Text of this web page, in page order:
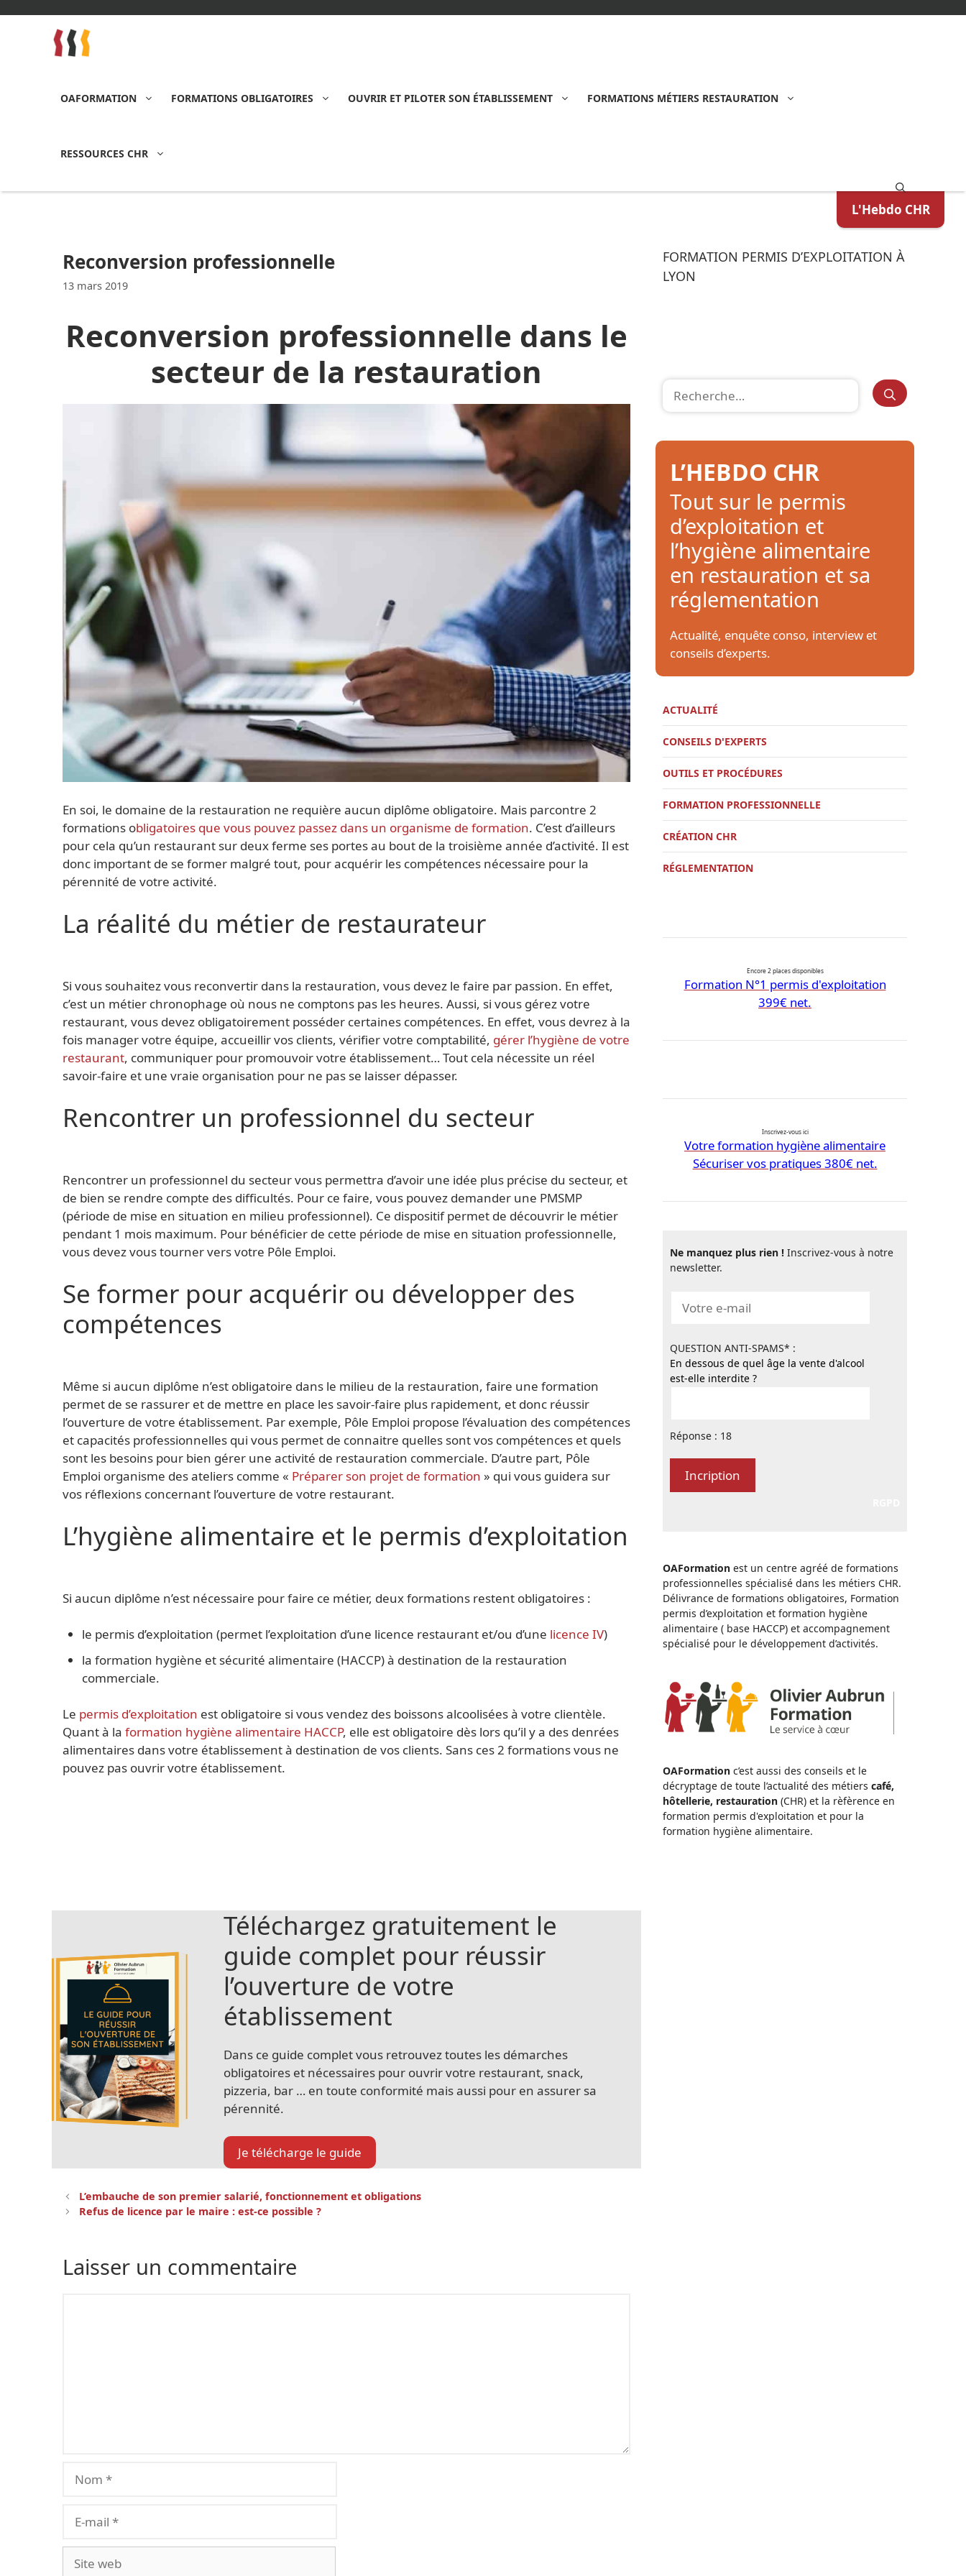
OAFORMATION FORMATIONS OBLIGATOIRES OUVRIR ET PILOTER SON ÉTABLISSEMENT FORMATIONS MÉTIERS RESTAURATION
RESSOURCES CHR
L'Hebdo CHR
Reconversion professionnelle
13 mars 2019
Reconversion professionnelle dans le
secteur de la restauration
En soi, le domaine de la restauration ne requière aucun diplôme obligatoire. Mais parcontre 2
formations obligatoires que vous pouvez passez dans un organisme de formation. C’est d’ailleurs
pour cela qu’un restaurant sur deux ferme ses portes au bout de la troisième année d’activité. Il est
donc important de se former malgré tout, pour acquérir les compétences nécessaire pour la
pérennité de votre activité.
La réalité du métier de restaurateur
Si vous souhaitez vous reconvertir dans la restauration, vous devez le faire par passion. En effet,
c’est un métier chronophage où nous ne comptons pas les heures. Aussi, si vous gérez votre
restaurant, vous devez obligatoirement posséder certaines compétences. En effet, vous devrez à la
fois manager votre équipe, accueillir vos clients, vérifier votre comptabilité, gérer l’hygiène de votre
restaurant, communiquer pour promouvoir votre établissement… Tout cela nécessite un réel
savoir-faire et une vraie organisation pour ne pas se laisser dépasser.
Rencontrer un professionnel du secteur
Rencontrer un professionnel du secteur vous permettra d’avoir une idée plus précise du secteur, et
de bien se rendre compte des difficultés. Pour ce faire, vous pouvez demander une PMSMP
(période de mise en situation en milieu professionnel). Ce dispositif permet de découvrir le métier
pendant 1 mois maximum. Pour bénéficier de cette période de mise en situation professionnelle,
vous devez vous tourner vers votre Pôle Emploi.
Se former pour acquérir ou développer des
compétences
Même si aucun diplôme n’est obligatoire dans le milieu de la restauration, faire une formation
permet de se rassurer et de mettre en place les savoir-faire plus rapidement, et donc réussir
l’ouverture de votre établissement. Par exemple, Pôle Emploi propose l’évaluation des compétences
et capacités professionnelles qui vous permet de connaitre quelles sont vos compétences et quels
sont les besoins pour bien gérer une activité de restauration commerciale. D’autre part, Pôle
Emploi organisme des ateliers comme « Préparer son projet de formation » qui vous guidera sur
vos réflexions concernant l’ouverture de votre restaurant.
L’hygiène alimentaire et le permis d’exploitation
Si aucun diplôme n’est nécessaire pour faire ce métier, deux formations restent obligatoires :
le permis d’exploitation (permet l’exploitation d’une licence restaurant et/ou d’une licence IV)
la formation hygiène et sécurité alimentaire (HACCP) à destination de la restauration
commerciale.
Le permis d’exploitation est obligatoire si vous vendez des boissons alcoolisées à votre clientèle.
Quant à la formation hygiène alimentaire HACCP, elle est obligatoire dès lors qu’il y a des denrées
alimentaires dans votre établissement à destination de vos clients. Sans ces 2 formations vous ne
pouvez pas ouvrir votre établissement.
Téléchargez gratuitement le
guide complet pour réussir
l’ouverture de votre
établissement
Dans ce guide complet vous retrouvez toutes les démarches
obligatoires et nécessaires pour ouvrir votre restaurant, snack,
pizzeria, bar … en toute conformité mais aussi pour en assurer sa
pérennité.
Je télécharge le guide
Navigation
des
L’embauche de son premier salarié, fonctionnement et obligations
Refus de licence par le maire : est-ce possible ?
Laisser un commentaire
mail
FORMATION PERMIS D’EXPLOITATION À
LYON
L’HEBDO CHR
Tout sur le permis
d’exploitation et
l’hygiène alimentaire
en restauration et sa
réglementation
Actualité, enquête conso, interview et
conseils d’experts.
ACTUALITÉ
CONSEILS D'EXPERTS
OUTILS ET PROCÉDURES
FORMATION PROFESSIONNELLE
CRÉATION CHR
RÉGLEMENTATION
Encore 2 places disponibles
Formation N°1 permis d'exploitation
399€ net.
Inscrivez-vous ici
Votre formation hygiène alimentaire
Sécuriser vos pratiques 380€ net.
Ne manquez plus rien ! Inscrivez-vous à notre
newsletter.
QUESTION ANTI-SPAMS* :
En dessous de quel âge la vente d'alcool
est-elle interdite ?
Réponse : 18
OAFormation est un centre agréé de formations
professionnelles spécialisé dans les métiers CHR.
Délivrance de formations obligatoires, Formation
permis d’exploitation et formation hygiène
alimentaire ( base HACCP) et accompagnement
spécialisé pour le développement d’activités.
OAFormation c’est aussi des conseils et le
décryptage de toute l’actualité des métiers café,
hôtellerie, restauration (CHR) et la rèfèrence en
formation permis d'exploitation et pour la
formation hygiène alimentaire.